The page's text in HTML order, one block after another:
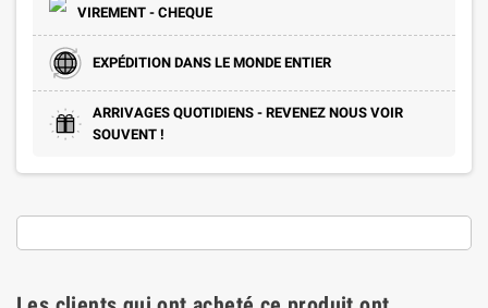
VIREMENT - CHEQUE
EXPÉDITION DANS LE MONDE ENTIER
ARRIVAGES QUOTIDIENS - REVENEZ NOUS VOIR
SOUVENT !